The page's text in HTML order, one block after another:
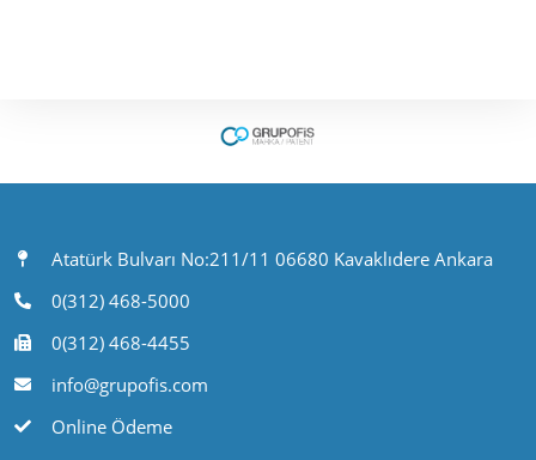
Atatürk Bulvarı No:211/11 06680 Kavaklıdere Ankara
0(312) 468-5000
0(312) 468-4455
info@grupofis.com
Online Ödeme